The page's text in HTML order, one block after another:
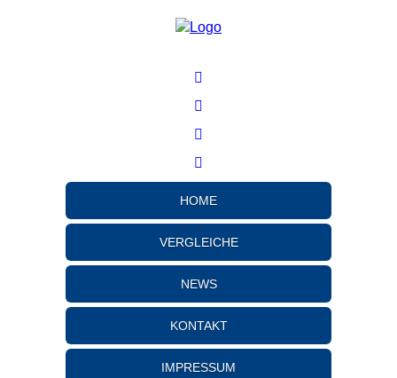
HOME
VERGLEICHE
NEWS
KONTAKT
IMPRESSUM